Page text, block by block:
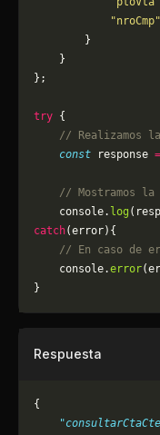
            "nroCmp"
        }
    }
};
try {
// Realizamos
    const
response =
// Mostramos la
    console.
log
catch(error){
// En caso de
	console.
error
}
Respuesta
{